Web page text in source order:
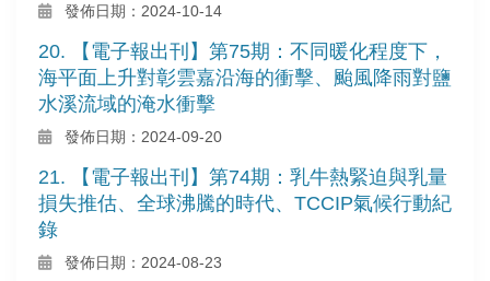
發佈日期：2024-10-14
20. 【電子報出刊】第75期：不同暖化程度下，
海平面上升對彰雲嘉沿海的衝擊、颱風降雨對鹽
水溪流域的淹水衝擊
發佈日期：2024-09-20
21. 【電子報出刊】第74期：乳牛熱緊迫與乳量
損失推估、全球沸騰的時代、TCCIP氣候行動紀
錄
發佈日期：2024-08-23